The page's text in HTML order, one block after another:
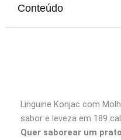
Conteúdo
Linguine Konjac com
sabor e leveza em 189
Quer saborear um